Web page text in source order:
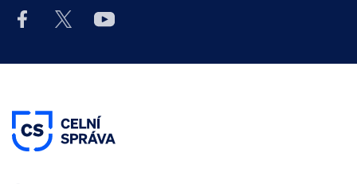
Facebook účet Celní správy ČR
X účet Celní správy ČR
Youtube účet Celní správy ČR